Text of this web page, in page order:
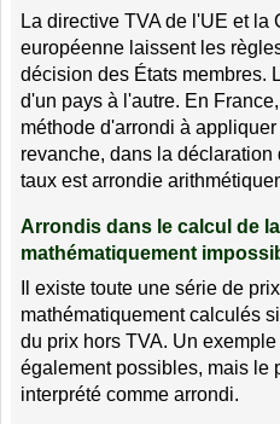
La directive TVA de l'UE et la
européenne laissent les
décision des États membres.
d'un pays à l'autre. En
méthode d'arrondi à
revanche, dans la
taux est arrondie
Arrondis dans le calcul de
mathématiquement
Il existe toute une série de
mathématiquement calculés
du prix hors TVA. Un
également possibles, mais le
interprété comme arrondi.